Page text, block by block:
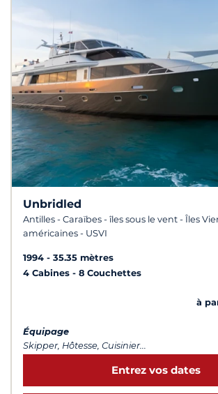
Unbridled
Antilles - Caraïbes - îles sous le vent - Îles
américaines - USVI
1994
35.35 mètres
4 Cabines
8 Couchettes
à
Équipage
Skipper, Hôtesse, Cuisinier...
Entrez vos dates